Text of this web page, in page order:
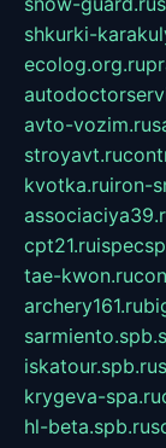
shkurki-
ecolog.org.ru
avto-vozim.ru
stroyavt.ru
kvotka.ruiron-
cpt21.ru
tae-kwon.ru
archery161.ru
iskatour.spb.ru
krygeva-spa.ru
hl-beta.spb.ru